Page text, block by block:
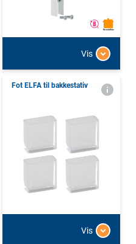
Vis
Fot ELFA til bakkestativ
Vis